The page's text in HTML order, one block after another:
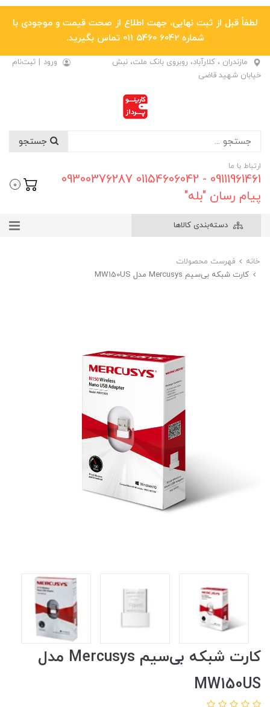
لطفاً قبل از ثبت نهایی، جهت اطلاع از صحت قیمت و موجودی با
شماره 6042 5460 011 تماس بگیرید.
مازندران ، کلارآباد، روبروی بانک ملت، نبش
خیابان شهید قاضی
ورود | ثبت‌نام
ارتباط با ما
09111961461 - 01154606042 09300376287
پیام رسان "بله"
0
دسته‌بندی کالاها
خانه
فهرست محصولات
کارت شبکه بی‌سیم Mercusys مدل MW150US
کارت شبکه بی‌سیم Mercusys مدل
MW150US